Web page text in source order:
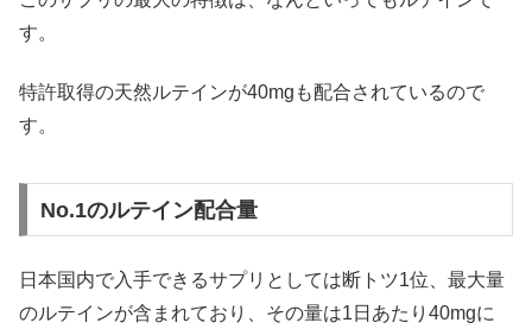
す。
特許取得の天然ルテインが40mgも配合されているので
す。
No.1のルテイン配合量
日本国内で入手できるサプリとしては断トツ1位、最大量
のルテインが含まれており、その量は1日あたり40mgに